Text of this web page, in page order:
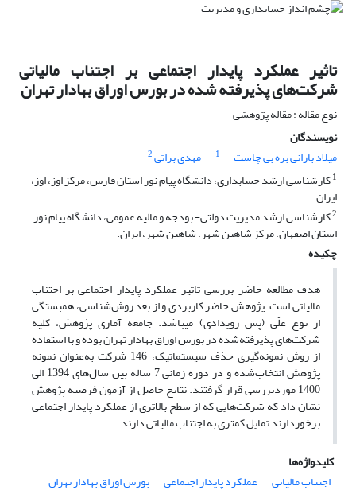
تاثیر عملکرد پایدار اجتماعی بر اجتناب مالیاتی
شرکت‌های پذیرفته شده در بورس اوراق بهادار تهران
نوع مقاله : مقاله پژوهشی
نویسندگان
میلاد بارانی بره بی چاست
1 مهدی براتی2
1کارشناسی ارشد حسابداری، دانشگاه پیام نور استان فارس، مرکز اوز، اوز،
ایران.
2کارشناسی ارشد مدیریت دولتی- بودجه و مالیه عمومی، دانشگاه پیام نور
استان اصفهان، مرکز شاهین شهر، شاهین شهر، ایران.
چکیده
هدف مطالعه حاضر بررسی تاثیر عملکرد پایدار اجتماعی بر اجتناب
مالیاتی است. پژوهش حاضر کاربردی و از بعد روش‌شناسی، همبستگی
از نوع علّی (پس رویدادی) میباشد. جامعه آماری پژوهش، کلیه
شرکت‌های پذیرفته‌شده در بورس اوراق بهادار تهران بوده و با استفاده
از روش نمونه‌گیری حذف سیستماتیک، 146 شرکت به‌عنوان نمونه
پژوهش انتخاب‌شده و در دوره‌ زمانی 7 ساله بین سال‌های 1394 الی
1400 موردبررسی قرار گرفتند. نتایج حاصل از آزمون فرضیه‌ پژوهش
نشان داد که شرکت‌هایی که از سطح بالاتری از عملکرد پایدار اجتماعی
برخوردارند تمایل کمتری به اجتناب مالیاتی دارند.
کلیدواژه‌ها
اجتناب مالیاتی
عملکرد پایدار اجتماعی
بورس اوراق بهادار تهران